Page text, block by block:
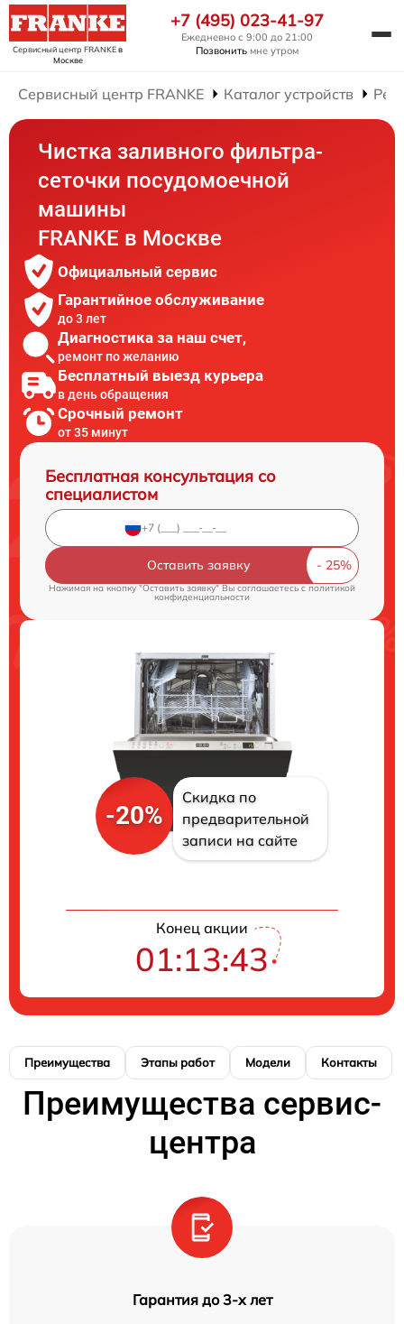
Сервисный центр FRANKEв
Москве
+7 (495) 023-41-97
Ежедневно с 9:00 до 21:00
Позвонить мне утром
Сервисный центр FRANKE Каталог устройств
Чистка заливного фильтра-
сеточки посудомоечной
машины
FRANKE в Москве
Официальный сервис
Гарантийное обслуживание
до 3 лет
Диагностика за наш счет,
ремонт по желанию
Бесплатный выезд курьера
в день обращения
Срочный ремонт
от 35 минут
Бесплатная консультация со
специалистом
Оставить заявку
Нажимая на кнопку "Оставить заявку" Вы соглашаетесь cполитикой
конфиденциальности
-20%
Скидка по
предварительной
записи на сайте
Конец акции
01:13:42
Преимущества Этапы работ Модели Контакты
Преимущества сервис-
центра
Гарантия до 3-х лет